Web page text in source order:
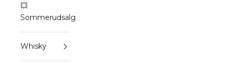
💥
Sommerudsalg
Whisky